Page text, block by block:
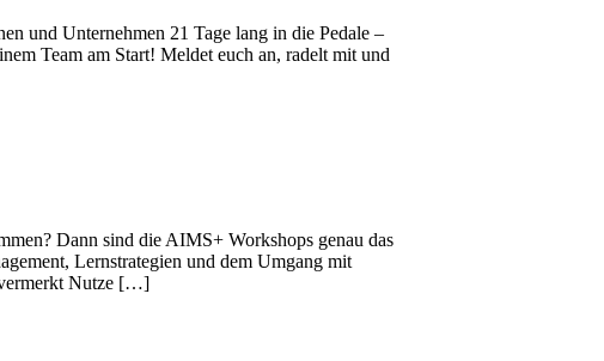
und Unternehmen 21 Tage lang in die Pedale –
Team am Start! Meldet euch an, radelt mit und
Dann sind die AIMS+ Workshops genau das
Lernstrategien und dem Umgang mit
Nutze […]